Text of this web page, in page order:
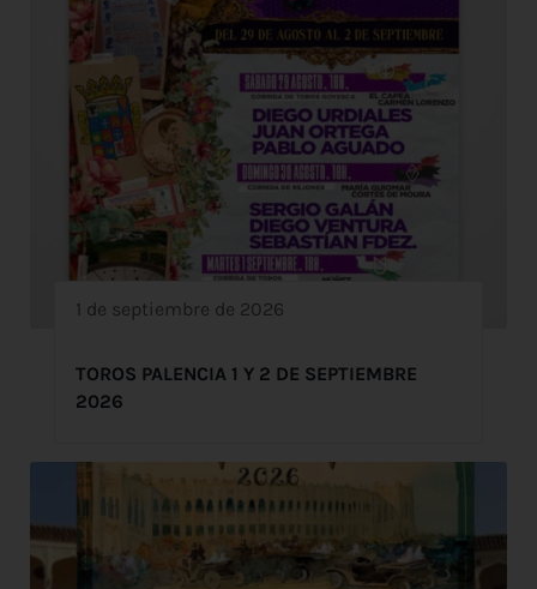
1 de septiembre de 2026
TOROS PALENCIA 1 Y 2 DE SEPTIEMBRE
2026